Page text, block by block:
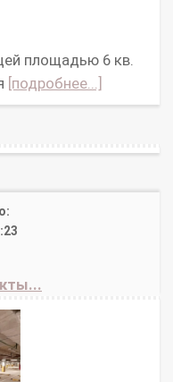
площадью 6 кв.
[подробнее...]